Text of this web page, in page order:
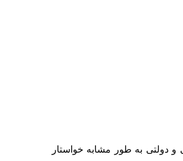
دولتی به طور مشابه خواستار